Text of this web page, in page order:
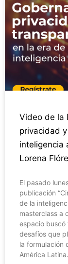
Video de la
privacidad
inteligencia
Lorena
El pasado
publicación
de la
masterclass a
espacio buscó
desafíos que
la formulación
América Latina.